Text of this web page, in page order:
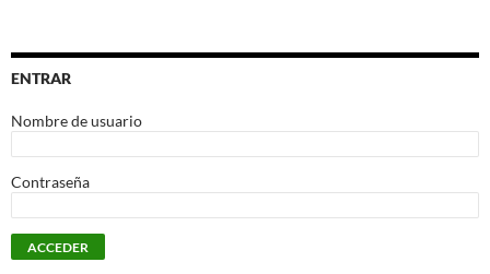
ENTRAR
Nombre de usuario
Contraseña